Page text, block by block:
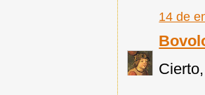
14 de